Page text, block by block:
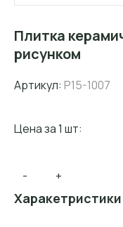
Плитка
рисунком
Артикул: P15-1007
Цена за 1 шт:
- +
Харакетристики